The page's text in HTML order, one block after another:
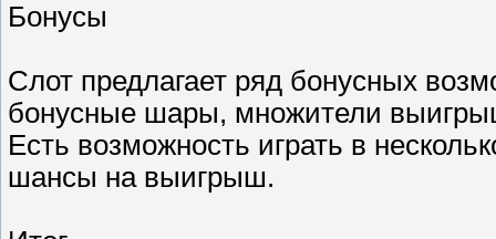
Бонусы
Слот предлагает ряд бонусных
бонусные шары, множители
Есть возможность играть в
шансы на выигрыш.